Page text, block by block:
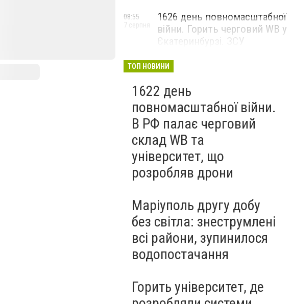
1626 день повномасштабної
війни. Горить черговий WB у
Єкатеринбурзі. ЗСУ
Маріуполі
08:55
7 серпня
ТОП НОВИНИ
1622 день
повномасштабної війни.
В РФ палає черговий
склад WB та
університет, що
розробляв дрони
Маріуполь другу добу
без світла: знеструмлені
всі райони, зупинилося
водопостачання
Горить університет, де